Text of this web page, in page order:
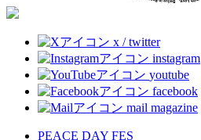
x / twitter
instagram
youtube
facebook
mail magazine
PEACE DAY FES